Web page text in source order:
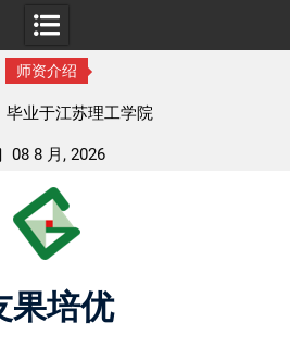
师资介绍
业于湖北中医药大学
08 8 月, 2026
果培优